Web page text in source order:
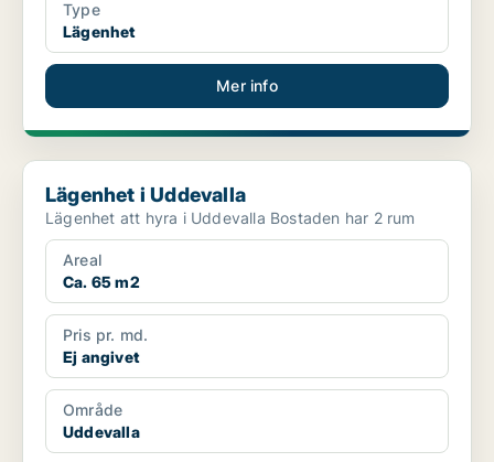
Type
Lägenhet
Mer info
Lägenhet i Uddevalla
Lägenhet i Uddevalla
Lägenhet att hyra i Uddevalla Bostaden har 2 rum
Areal
Ca. 65 m2
Pris pr. md.
Ej angivet
Område
Uddevalla